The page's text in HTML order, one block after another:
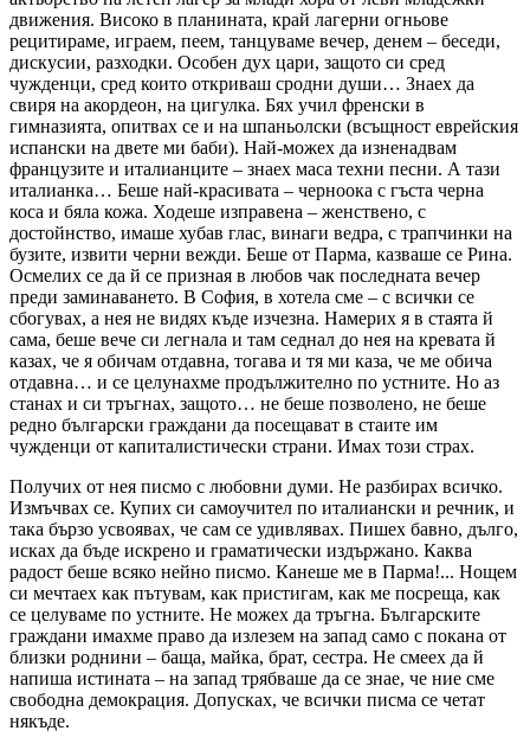
движения. Високо в планината, край лагерни огньове
рецитираме, играем, пеем, танцуваме вечер, денем – беседи,
дискусии, разходки. Особен дух цари, защото си сред
чужденци, сред които откриваш сродни души… Знаех да
свиря на акордеон, на цигулка. Бях учил френски в
гимназията, опитвах се и на шпаньолски (всъщност еврейския
испански на двете ми баби). Най-можех да изненадвам
французите и италианците – знаех маса техни песни. А тази
италианка… Беше най-красивата – черноока с гъста черна
коса и бяла кожа. Ходеше изправена – женствено, с
достойнство, имаше хубав глас, винаги ведра, с трапчинки на
бузите, извити черни вежди. Беше от Парма, казваше се Рина.
Осмелих се да й се призная в любов чак последната вечер
преди заминаването. В София, в хотела сме – с всички се
сбогувах, а нея не видях къде изчезна. Намерих я в стаята й
сама, беше вече си легнала и там седнал до нея на кревата й
казах, че я обичам отдавна, тогава и тя ми каза, че ме обича
отдавна… и се целунахме продължително по устните. Но аз
станах и си тръгнах, защото… не беше позволено, не беше
редно български граждани да посещават в стаите им
чужденци от капиталистически страни. Имах този страх.
Получих от нея писмо с любовни думи. Не разбирах всичко.
Измъчвах се. Купих си самоучител по италиански и речник, и
така бързо усвоявах, че сам се удивлявах. Пишех бавно, дълго,
исках да бъде искрено и граматически издържано. Каква
радост беше всяко нейно писмо. Канеше ме в Парма!... Нощем
си мечтаех как пътувам, как пристигам, как ме посреща, как
се целуваме по устните. Не можех да тръгна. Българските
граждани имахме право да излезем на запад само с покана от
близки роднини – баща, майка, брат, сестра. Не смеех да й
напиша истината – на запад трябваше да се знае, че ние сме
свободна демокрация. Допусках, че всички писма се четат
някъде.